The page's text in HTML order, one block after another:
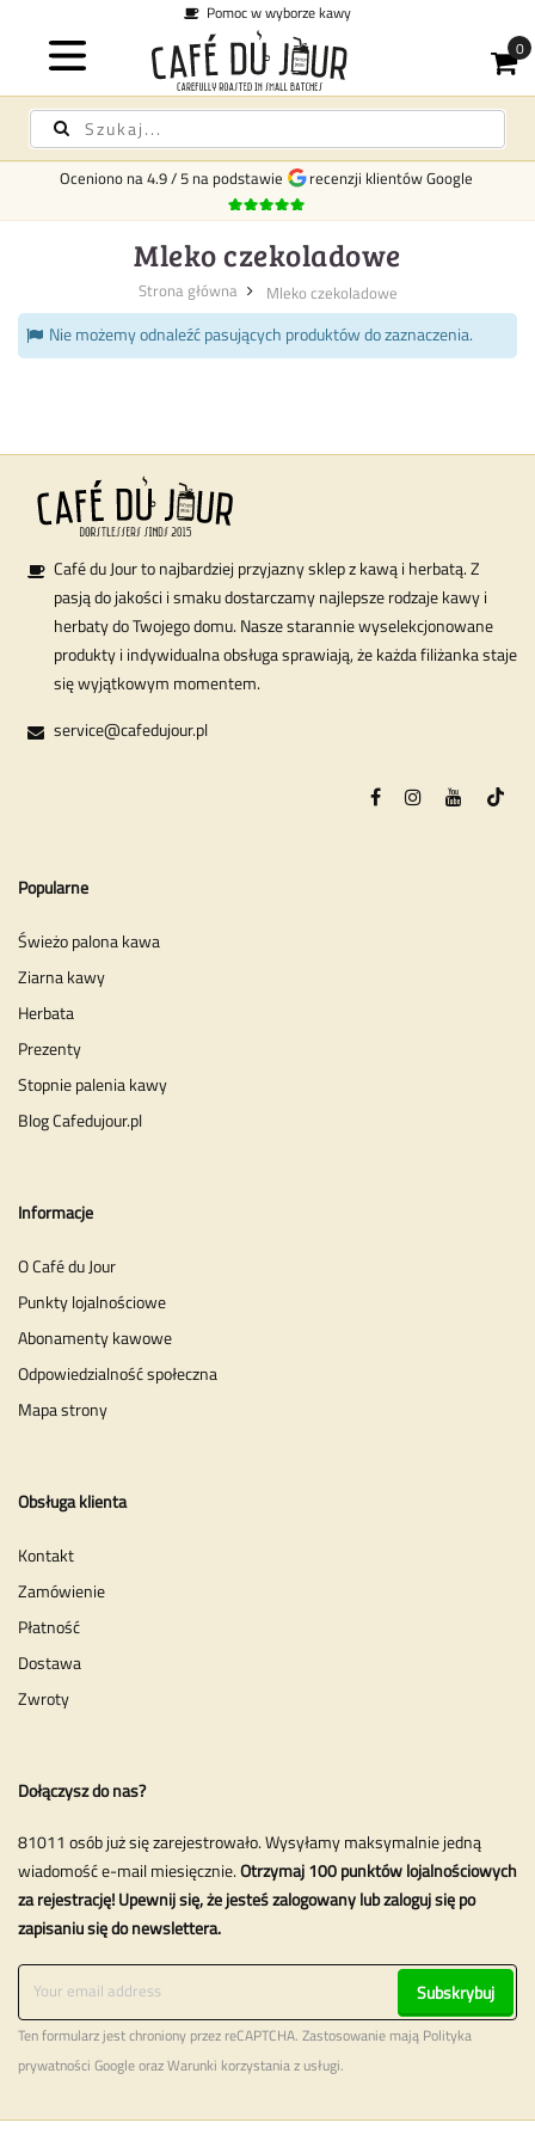
Pomoc w wyborze kawy
Oceniono na4.9/5 na podstawie recenzji klientów Google
Mleko czekoladowe
Strona główna Mleko czekoladowe
Nie możemy odnaleźć pasujących produktów do zaznaczenia.
Café du Jour to najbardziej przyjazny sklep z kawą i herbatą. Z
pasją do jakości i smaku dostarczamy najlepsze rodzaje kawy i
herbaty do Twojego domu. Nasze starannie wyselekcjonowane
produkty i indywidualna obsługa sprawiają, że każda filiżanka staje
się wyjątkowym momentem.
service@cafedujour.pl
Popularne
Świeżo palona kawa
Ziarna kawy
Herbata
Prezenty
Stopnie palenia kawy
Blog Cafedujour.pl
Informacje
O Café du Jour
Punkty lojalnościowe
Abonamenty kawowe
Odpowiedzialność społeczna
Mapa strony
Obsługa klienta
Kontakt
Zamówienie
Płatność
Dostawa
Zwroty
Dołączysz do nas?
81011 osób już się zarejestrowało. Wysyłamy maksymalnie jedną
wiadomość e-mail miesięcznie.Otrzymaj 100 punktów lojalnościowych
za rejestrację! Upewnij się, że jesteś zalogowany lub zaloguj się po
zapisaniu się do newslettera.
Subskrybuj
Ten formularz jest chroniony przez reCAPTCHA. Zastosowanie mają Polityka
prywatności Google orazWarunki korzystania z usługi.